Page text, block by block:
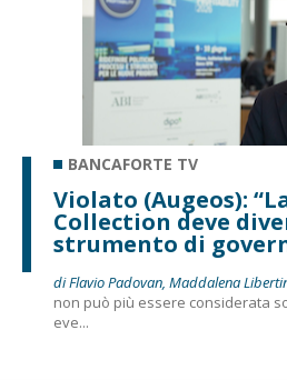
BANCAFORTE TV
Violato (Augeos):
Collection deve
strumento di
di Flavio Padovan, Maddalena
non può più essere considerata
eve...